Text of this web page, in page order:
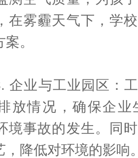
在雾霾天气下，学
。
业与工业园区：工
放情况，确保企业
境事故的发生。同
，降低对环境的影响